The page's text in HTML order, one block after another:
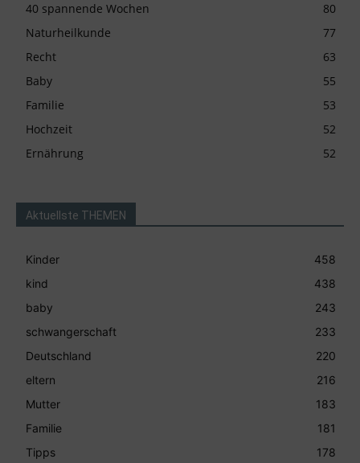
40 spannende Wochen
80
Naturheilkunde
77
Recht
63
Baby
55
Familie
53
Hochzeit
52
Ernährung
52
Aktuellste THEMEN
Kinder
458
kind
438
baby
243
schwangerschaft
233
Deutschland
220
eltern
216
Mutter
183
Familie
181
Tipps
178